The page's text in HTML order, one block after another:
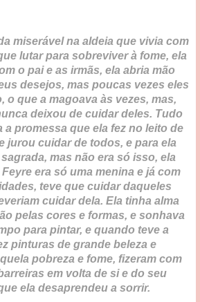
miserável na aldeia que vivia com
lutar para sobreviver à fome, ela
o pai e as irmãs, ela abria mão
desejos, mas poucas vezes eles
o que a magoava às vezes, mas,
deixou de cuidar deles. Tudo
a promessa que ela fez no leito de
jurou cuidar de todos, e para ela
mas não era só isso, ela
era só uma menina e já com
teve que cuidar daqueles
cuidar dela. Ela tinha alma
pelas cores e formas, e sonhava
para pintar, e quando teve a
pinturas de grande beleza e
pobreza e fome, fizeram com
em volta de si e do seu
ela desaprendeu a sorrir.